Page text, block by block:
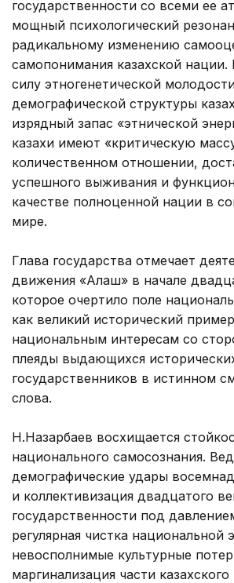
государственности со всеми ее
мощный психологический
радикальному изменению
самопонимания казахской нации.
силу этногенетической
демографической структуры
изрядный запас «этнической
казахи имеют «критическую
количественном отношении,
успешного выживания и
качестве полноценной нации в
мире.
Глава государства отмечает
движения «Алаш» в начале
которое очертило поле
как великий исторический
национальным интересам со
плеяды выдающихся
государственников в истинном
слова.
Н.Назарбаев восхищается
национального самосознания.
демографические удары
и коллективизация двадцатого
государственности под
регулярная чистка национальной
невосполнимые культурные
маргинализация части казахского